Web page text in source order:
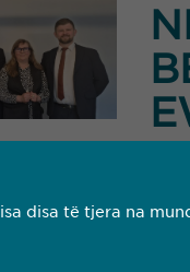
disa të tjera na